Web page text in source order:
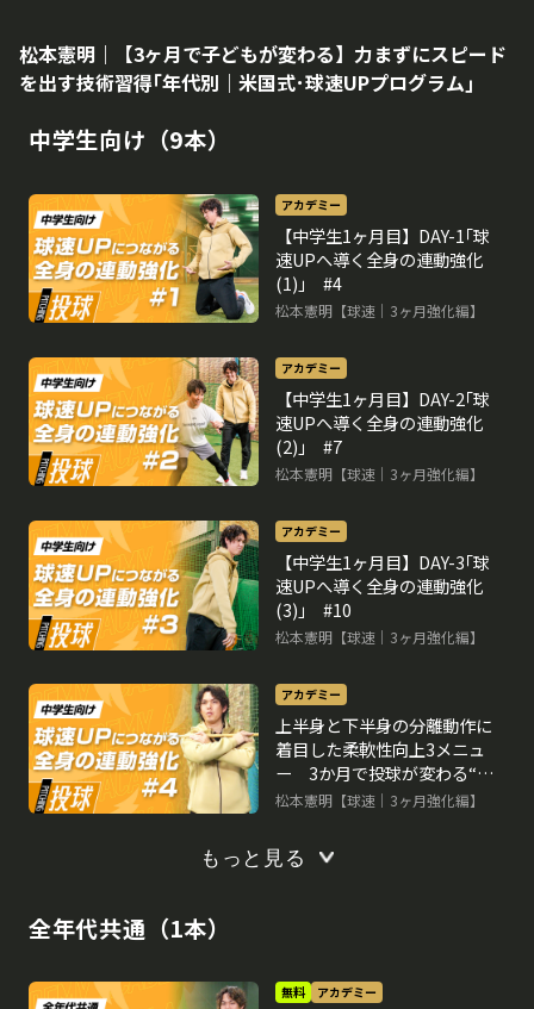
松本憲明｜【3ヶ月で子どもが変わる】力まずにスピード
を出す技術習得｢年代別｜米国式･球速UPプログラム｣
中学生向け（9本）
アカデミー
【中学生1ヶ月目】DAY-1｢球
速UPへ導く全身の連動強化
(1)｣ #4
松本憲明【球速｜3ヶ月強化編】
アカデミー
【中学生1ヶ月目】DAY-2｢球
速UPへ導く全身の連動強化
(2)｣ #7
松本憲明【球速｜3ヶ月強化編】
アカデミー
【中学生1ヶ月目】DAY-3｢球
速UPへ導く全身の連動強化
(3)｣ #10
松本憲明【球速｜3ヶ月強化編】
アカデミー
上半身と下半身の分離動作に
着目した柔軟性向上3メニュ
ー 3か月で投球が変わる“米
国式”球速アップ理論
松本憲明【球速｜3ヶ月強化編】
もっと見る
全年代共通（1本）
無料 アカデミー